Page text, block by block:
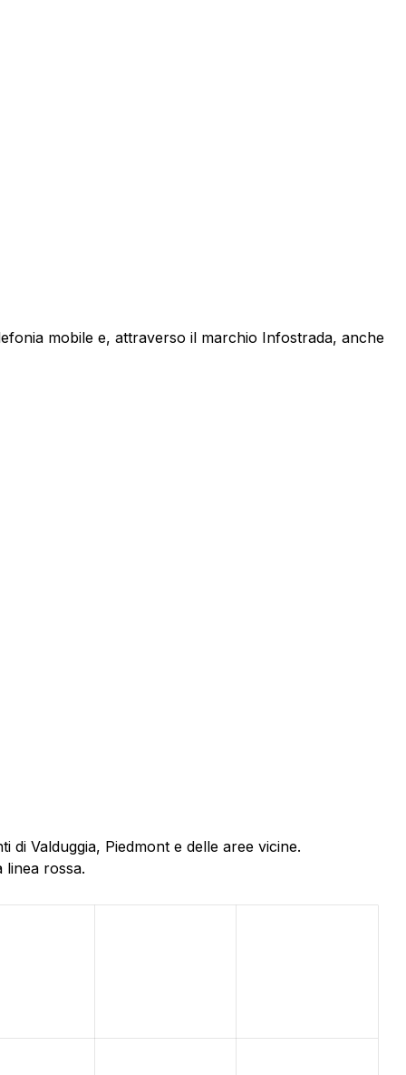
mobile e, attraverso il marchio Infostrada, anche
Valduggia, Piedmont e delle aree vicine.
linea rossa.